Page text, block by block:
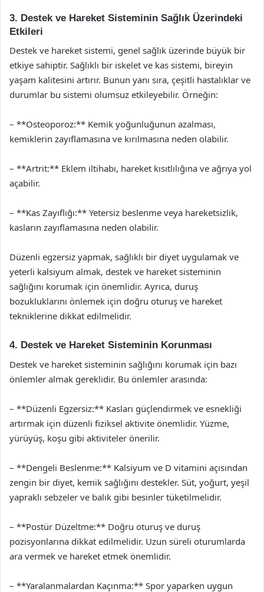
3. Destek ve Hareket Sisteminin Sağlık Üzerindeki
Etkileri
Destek ve hareket sistemi, genel sağlık üzerinde büyük bir
etkiye sahiptir. Sağlıklı bir iskelet ve kas sistemi, bireyin
yaşam kalitesini artırır. Bunun yanı sıra, çeşitli hastalıklar ve
durumlar bu sistemi olumsuz etkileyebilir. Örneğin:
– **Osteoporoz:** Kemik yoğunluğunun azalması,
kemiklerin zayıflamasına ve kırılmasına neden olabilir.
– **Artrit:** Eklem iltihabı, hareket kısıtlılığına ve ağrıya yol
açabilir.
– **Kas Zayıflığı:** Yetersiz beslenme veya hareketsizlik,
kasların zayıflamasına neden olabilir.
Düzenli egzersiz yapmak, sağlıklı bir diyet uygulamak ve
yeterli kalsiyum almak, destek ve hareket sisteminin
sağlığını korumak için önemlidir. Ayrıca, duruş
bozukluklarını önlemek için doğru oturuş ve hareket
tekniklerine dikkat edilmelidir.
4. Destek ve Hareket Sisteminin Korunması
Destek ve hareket sisteminin sağlığını korumak için bazı
önlemler almak gereklidir. Bu önlemler arasında:
– **Düzenli Egzersiz:** Kasları güçlendirmek ve esnekliği
artırmak için düzenli fiziksel aktivite önemlidir. Yüzme,
yürüyüş, koşu gibi aktiviteler önerilir.
– **Dengeli Beslenme:** Kalsiyum ve D vitamini açısından
zengin bir diyet, kemik sağlığını destekler. Süt, yoğurt, yeşil
yapraklı sebzeler ve balık gibi besinler tüketilmelidir.
– **Postür Düzeltme:** Doğru oturuş ve duruş
pozisyonlarına dikkat edilmelidir. Uzun süreli oturumlarda
ara vermek ve hareket etmek önemlidir.
– **Yaralanmalardan Kaçınma:** Spor yaparken uygun